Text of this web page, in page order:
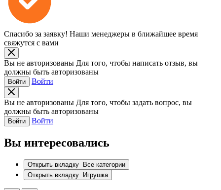
Спасибо за заявку! Наши менеджеры в ближайшее время
свяжутся с вами
Вы не авторизованы Для того, чтобы написать отзыв, вы
должны быть авторизованы
Войти Войти
Вы не авторизованы Для того, чтобы задать вопрос, вы
должны быть авторизованы
Войти Войти
Вы интересовались
Открыть вкладку Все категории
Открыть вкладку Игрушка